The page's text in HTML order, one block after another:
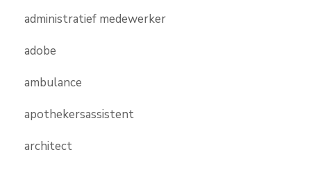
administratief medewerker
adobe
ambulance
apothekersassistent
architect